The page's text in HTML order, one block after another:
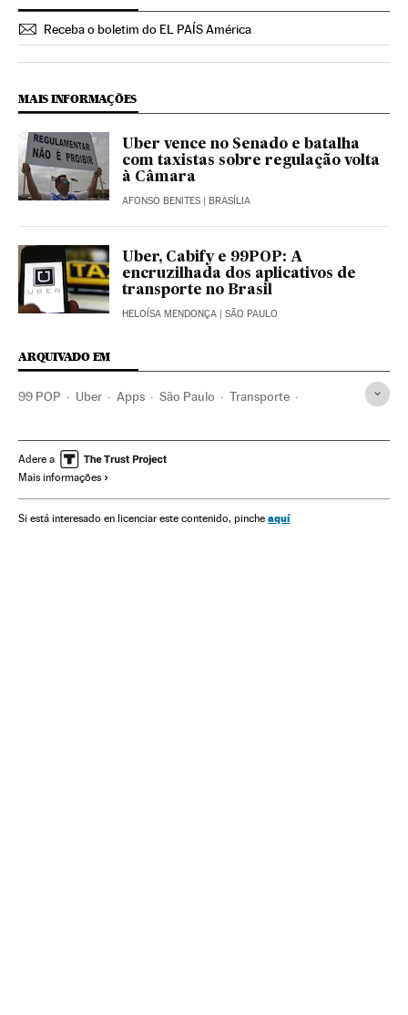
Receba o boletim do EL PAÍS América
MAIS INFORMAÇÕES
Uber vence no Senado e batalha
com taxistas sobre regulação volta
à Câmara
AFONSO BENITES | BRASÍLIA
Uber, Cabify e 99POP: A
encruzilhada dos aplicativos de
transporte no Brasil
HELOÍSA MENDONÇA | SÃO PAULO
ARQUIVADO EM
99 POP Uber Apps São Paulo Transporte
Economía Sociedad Taxi
Adere a
Mais informações
Si está interesado en licenciar este contenido, pinche aquí